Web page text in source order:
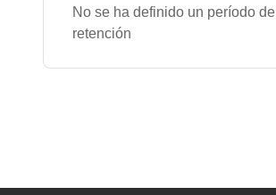
No se ha definido un período de
retención